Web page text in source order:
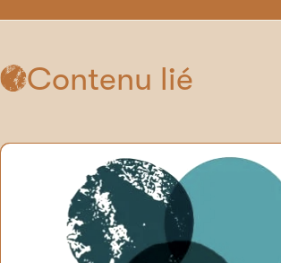
Contenu lié